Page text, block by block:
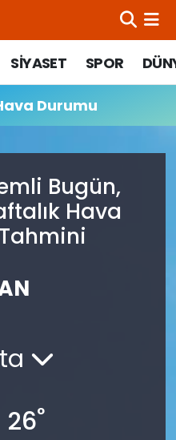
SİYASET SPOR
Durumu
Bugün,
Hava
26°
Haritası